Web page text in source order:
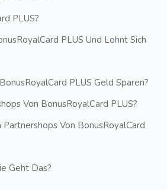
PLUS?
PLUS Und Lohnt Sich
PLUS Geld Sparen?
Von BonusRoyalCard PLUS?
Partnershops Von BonusRoyalCard
Geht Das?